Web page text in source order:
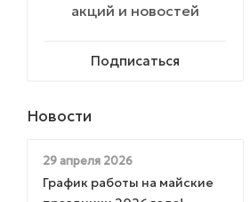
акций и новостей
Подписаться
Новости
29 апреля 2026
График работы на майские